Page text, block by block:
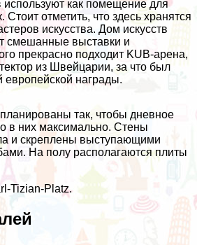
используют как помещение для
отметить, что здесь хранятся
искусства. Дом искусств
смешанные выставки и
прекрасно подходит KUB-арена,
из Швейцарии, за что был
европейской награды.
так, чтобы дневное
в них максимально. Стены
и скреплены выступающими
На полу располагаются плиты
Tizian-Platz.